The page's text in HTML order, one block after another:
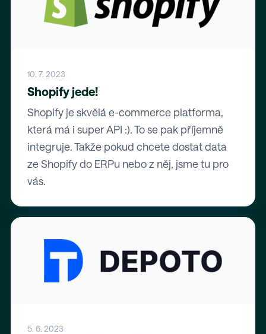
10. 7. 2023
Shopify jede!
Shopify je skvělá e-commerce platforma,
která má i super API :). To se pak příjemně
integruje. Takže pokud chcete dostat data
ze Shopify do ERPu nebo z něj, jsme tu pro
vás.
5. 6. 2023